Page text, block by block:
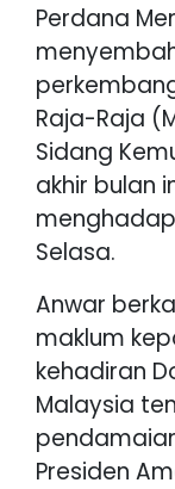
Perdana
Raja-Raja
Sidang
akhir bulan
Selasa.
Anwar
maklum
kehadiran
Malaysia
Presiden